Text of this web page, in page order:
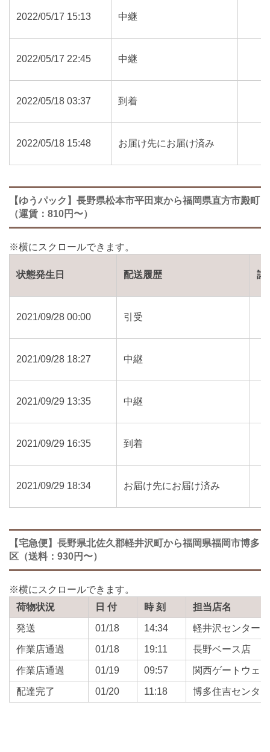
2022/05/17 15:13 中継
2022/05/17 22:45 中継
2022/05/18 03:37 到着
2022/05/18 15:48 お届け先にお届け済み
【ゆうパック】長野県松本市平田東から福岡県直方市殿町
（運賃：810円〜）
状態発生日 配送履歴 詳
2021/09/28 00:00 引受
2021/09/28 18:27 中継
2021/09/29 13:35 中継
2021/09/29 16:35 到着
2021/09/29 18:34 お届け先にお届け済み
【宅急便】長野県北佐久郡軽井沢町から福岡県福岡市博多
区（送料：930円〜）
荷物状況 日 付 時 刻 担当店名
発送 01/18 14:34 軽井沢センター
作業店通過 01/18 19:11 長野ベース店
作業店通過 01/19 09:57 関西ゲートウェ
配達完了 01/20 11:18 博多住吉センター